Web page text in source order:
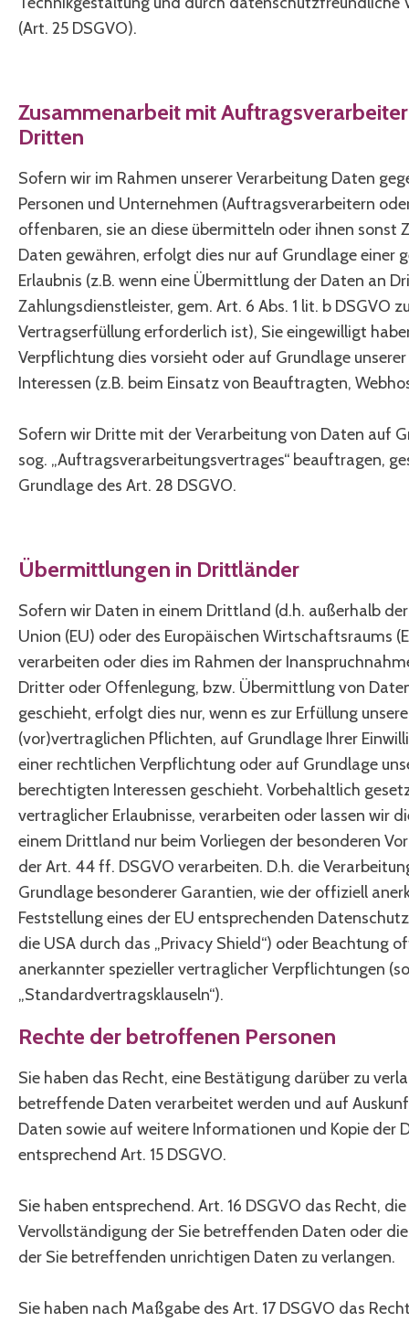
(Art. 25 DSGVO).
Zusammenarbeit mit
Dritten
Sofern wir im Rahmen unserer Verarbeitung Daten
Personen und Unternehmen (Auftragsverarbeitern
offenbaren, sie an diese übermitteln oder ihnen sonst
Daten gewähren, erfolgt dies nur auf Grundlage einer
Erlaubnis (z.B. wenn eine Übermittlung der Daten an
Zahlungsdienstleister, gem. Art. 6 Abs. 1 lit. b DSGVO
Vertragserfüllung erforderlich ist), Sie eingewilligt
Verpflichtung dies vorsieht oder auf Grundlage
Interessen (z.B. beim Einsatz von Beauftragten,
Sofern wir Dritte mit der Verarbeitung von Daten auf
sog. „Auftragsverarbeitungsvertrages“ beauftragen,
Grundlage des Art. 28 DSGVO.
Übermittlungen in Drittländer
Sofern wir Daten in einem Drittland (d.h. außerhalb
Union (EU) oder des Europäischen Wirtschaftsraums
verarbeiten oder dies im Rahmen der
Dritter oder Offenlegung, bzw. Übermittlung von
geschieht, erfolgt dies nur, wenn es zur Erfüllung
(vor)vertraglichen Pflichten, auf Grundlage Ihrer
einer rechtlichen Verpflichtung oder auf Grundlage
berechtigten Interessen geschieht. Vorbehaltlich
vertraglicher Erlaubnisse, verarbeiten oder lassen wir
einem Drittland nur beim Vorliegen der besonderen
der Art. 44 ff. DSGVO verarbeiten. D.h. die
Grundlage besonderer Garantien, wie der offiziell
Feststellung eines der EU entsprechenden
die USA durch das „Privacy Shield“) oder Beachtung
anerkannter spezieller vertraglicher Verpflichtungen
„Standardvertragsklauseln“).
Rechte der betroffenen Personen
Sie haben das Recht, eine Bestätigung darüber zu
betreffende Daten verarbeitet werden und auf
Daten sowie auf weitere Informationen und Kopie der
entsprechend Art. 15 DSGVO.
Sie haben entsprechend. Art. 16 DSGVO das Recht, die
Vervollständigung der Sie betreffenden Daten oder
der Sie betreffenden unrichtigen Daten zu verlangen.
Sie haben nach Maßgabe des Art. 17 DSGVO das